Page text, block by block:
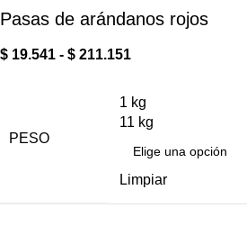
Pasas de arándanos rojos
$ 19.541 - $ 211.151
PESO
1 kg
11 kg
Limpiar